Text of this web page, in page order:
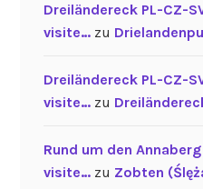
Dreiländereck PL-CZ-
visite…zu
Dreiländereck PL-CZ-
visite…zu
Rund um den
visite…zu Zobten